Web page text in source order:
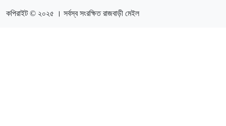
কপিরাইট © ২০২৫ । সর্বস্ব সংরক্ষিত রাজবাড়ী মেইল